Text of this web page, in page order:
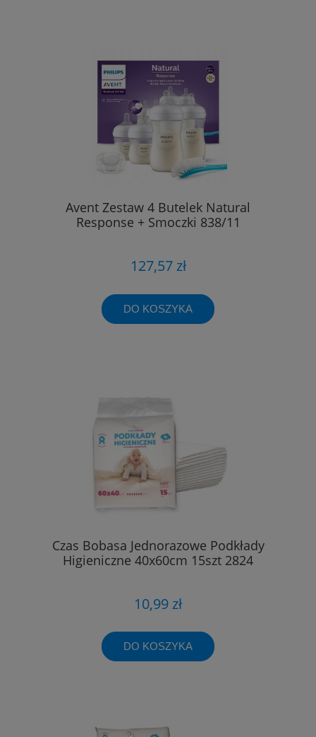
Avent Zestaw 4 Butelek Natural
Response + Smoczki 838/11
127,57 zł
DO KOSZYKA
Czas Bobasa Jednorazowe Podkłady
Higieniczne 40x60cm 15szt 2824
10,99 zł
DO KOSZYKA